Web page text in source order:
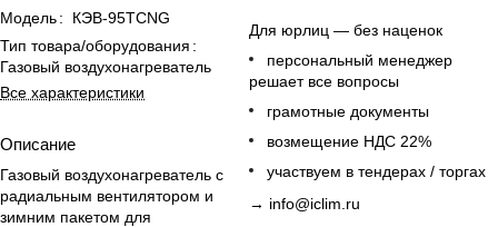
Модель:
КЭВ-95TCNG
Тип товара/оборудования :
Газовый воздухонагреватель
Все характеристики
Описание
Газовый воздухонагреватель с
радиальным вентилятором и
зимним пакетом для
Для юрлиц — без наценок
персональный менеджер
решает все вопросы
грамотные документы
возмещение НДС 22%
участвуем в тендерах / торгах
→ info@iclim.ru